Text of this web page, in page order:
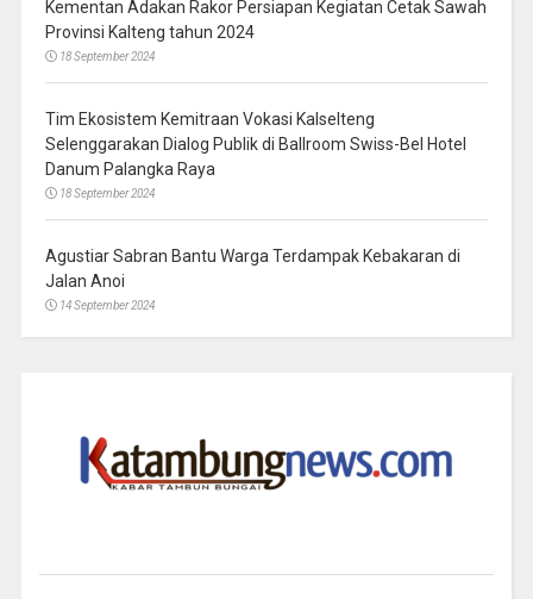
Kementan Adakan Rakor Persiapan Kegiatan Cetak Sawah
Provinsi Kalteng tahun 2024
18 September 2024
Tim Ekosistem Kemitraan Vokasi Kalselteng
Selenggarakan Dialog Publik di Ballroom Swiss-Bel Hotel
Danum Palangka Raya
18 September 2024
Agustiar Sabran Bantu Warga Terdampak Kebakaran di
Jalan Anoi
14 September 2024